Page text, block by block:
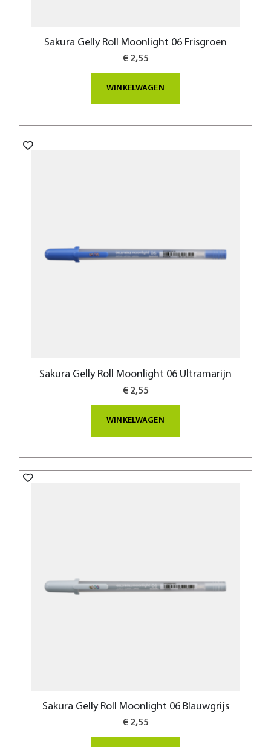
Sakura Gelly Roll Moonlight 06 Frisgroen
€ 2,55
WINKELWAGEN
Sakura Gelly Roll Moonlight 06 Ultramarijn
€ 2,55
WINKELWAGEN
Sakura Gelly Roll Moonlight 06 Blauwgrijs
€ 2,55